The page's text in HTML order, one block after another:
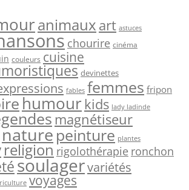
animaux art astuces
chourire cinéma
couleurs cuisine
devinettes
fables femmes fripon
humour kids lady ladinde
magnétiseur
nature peinture plantes
religion rigolothérapie ronchon
soulagervariétés
voyages